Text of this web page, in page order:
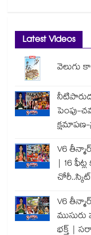
Latest Videos
వెలుగు
పెంపు-
V6
| 16
V6
భక్త్ |